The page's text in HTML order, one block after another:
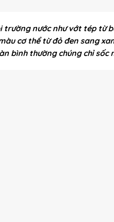
trường nước như vớt tép từ
cơ thể từ đỏ đen sang
bình thường chúng chỉ sốc